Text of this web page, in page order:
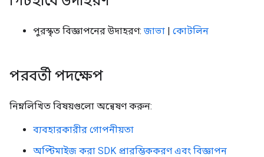
পুরস্কৃত বিজ্ঞাপনের উদাহরণ:জাভা | কোটলিন
পরবর্তী পদক্ষেপ
নিম্নলিখিত বিষয়গুলো অন্বেষণ করুন:
ব্যবহারকারীর গোপনীয়তা
অপ্টিমাইজ করা SDK প্রারম্ভিককরণ এবং বিজ্ঞাপন